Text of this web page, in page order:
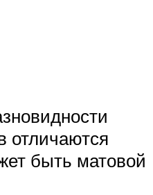
отличаются
быть матовой